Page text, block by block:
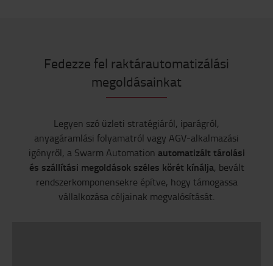
Fedezze fel raktárautomatizálási
megoldásainkat
Legyen szó üzleti stratégiáról, iparágról,
anyagáramlási folyamatról vagy AGV-alkalmazási
igényről, a Swarm Automation automatizált tárolási
és szállítási megoldások széles körét kínálja, bevált
rendszerkomponensekre építve, hogy támogassa
vállalkozása céljainak megvalósítását.